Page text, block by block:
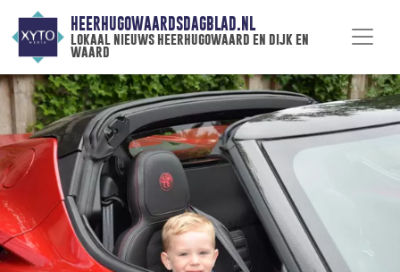
HEERHUGOWAARDSDAGBLAD.NL
lokaal nieuws heerhugowaard en dijk en
waard